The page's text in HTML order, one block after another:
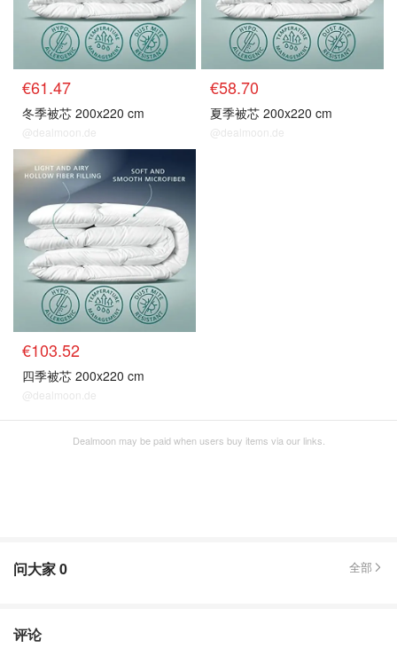
€61.47
冬季被芯 200x220 cm
@dealmoon.de
€58.70
夏季被芯 200x220 cm
@dealmoon.de
€103.52
四季被芯 200x220 cm
@dealmoon.de
Dealmoon may be paid when users buy items via our links.
问大家0 全部
评论